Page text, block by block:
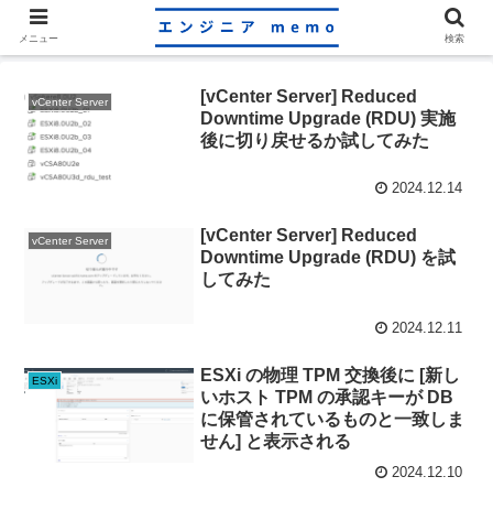
vCenter Server
[vCenter Server] Reduced
Downtime Upgrade (RDU) 実施
後に切り戻せるか試してみた
2024.12.14
vCenter Server
[vCenter Server] Reduced
Downtime Upgrade (RDU) を試
してみた
2024.12.11
ESXi
ESXi の物理 TPM 交換後に [新し
いホスト TPM の承認キーが DB
に保管されているものと一致しま
せん] と表示される
2024.12.10
メニュー 検索